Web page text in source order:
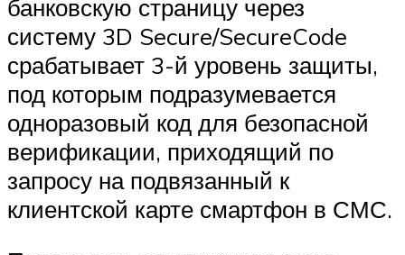
банковскую страницу через
систему 3D Secure/SecureCode
срабатывает 3-й уровень защиты,
под которым подразумевается
одноразовый код для безопасной
верификации, приходящий по
запросу на подвязанный к
клиентской карте смартфон в СМС.